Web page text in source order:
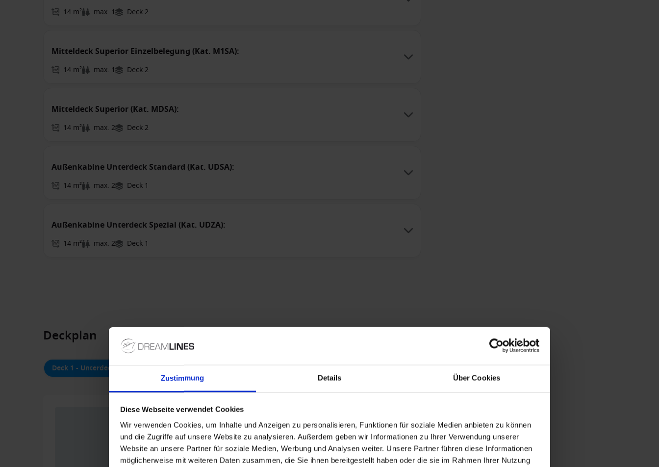
Zustimmung Details Über Cookies
Diese Webseite verwendet Cookies
Wir verwenden Cookies, um Inhalte und Anzeigen zu personalisieren, Funktionen für soziale Medien anbieten zu können
und die Zugriffe auf unsere Website zu analysieren. Außerdem geben wir Informationen zu Ihrer Verwendung unserer
Website an unsere Partner für soziale Medien, Werbung und Analysen weiter. Unsere Partner führen diese Informationen
möglicherweise mit weiteren Daten zusammen, die Sie ihnen bereitgestellt haben oder die sie im Rahmen Ihrer Nutzung
14 m² max. 1 Deck 2
Mitteldeck Superior Einzelbelegung (Kat. M1SA):
14 m² max. 1 Deck 2
Mitteldeck Superior (Kat. MDSA):
14 m² max. 2 Deck 2
Außenkabine Unterdeck Standard (Kat. UDSA):
14 m² max. 2 Deck 1
Außenkabine Unterdeck Spezial (Kat. UDZA):
14 m² max. 2 Deck 1
Deckplan
Deck 1 - Unterdeck Deck 2 - Mitteldeck | Hauptdeck Deck 3 - Oberdeck Sonnendeck